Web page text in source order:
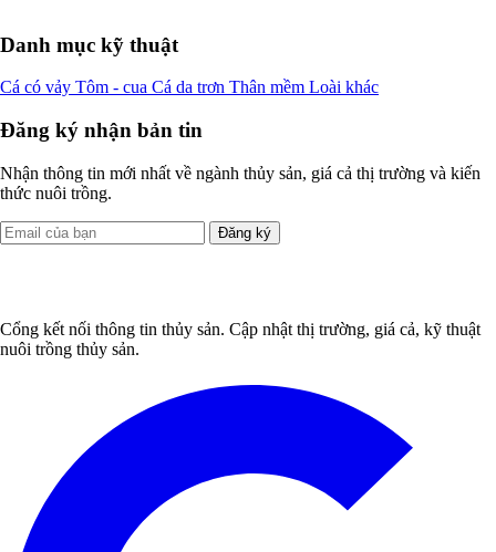
Danh mục kỹ thuật
Cá có vảy Tôm - cua Cá da trơn Thân mềm Loài khác
Đăng ký nhận bản tin
Nhận thông tin mới nhất về ngành thủy sản, giá cả thị trường và kiến
thức nuôi trồng.
Đăng ký
Cổng kết nối thông tin thủy sản. Cập nhật thị trường, giá cả, kỹ thuật
nuôi trồng thủy sản.